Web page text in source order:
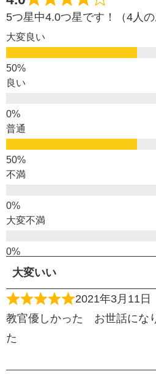
5つ星中4.0つ星です！（4人の
大変良い
良い
普通
不満
大変不満
大変いい
2021年3月11日
教官優しかった お世話にな
た